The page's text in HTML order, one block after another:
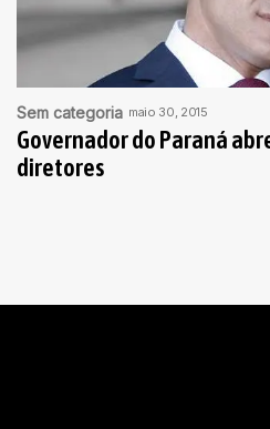
Sem categoria maio 30, 2015
Governador do Paraná
diretores